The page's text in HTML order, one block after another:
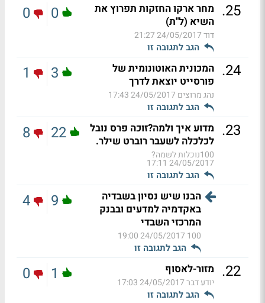
25
. מחר ארקו החזקות תפרוץ את
השיא (ל"ת)
דוד24/05/2017 21:27
הגב לתגובה זו
0
0
24
. המכונית האוטונומית של
פורסייט יוצאת לדרך
נהג מרוצים 24/05/2017 17:43
הגב לתגובה זו
3
1
23
. מדוע איך ולמה?זוכה פרס נובל
לכלכלה לשעבר רוברט שילר.
100נוכלות לשמה?
24/05/2017 17:11
הגב לתגובה זו
22
8
הבנו שיש נסיון בשבדיה
באקדמיה למדעים ובבנק
המרכזי השבדי
100
24/05/2017 19:00
הגב לתגובה זו
9
4
22
. מזור-לאסוף
יודע דבר24/05/2017 17:03
הגב לתגובה זו
1
0